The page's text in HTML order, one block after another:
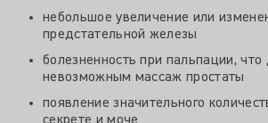
небольшое увеличение или
предстательной железы
болезненность при пальпации, что
невозможным массаж простаты
появление значительного